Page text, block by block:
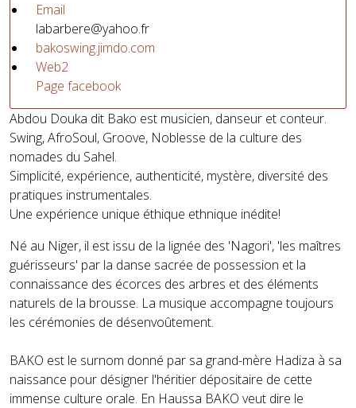
Email
labarbere@yahoo.fr
bakoswing.jimdo.com
Web2
Page facebook
Abdou Douka dit Bako est musicien, danseur et conteur.
Swing, AfroSoul, Groove, Noblesse de la culture des
nomades du Sahel.
Simplicité, expérience, authenticité, mystère, diversité des
pratiques instrumentales.
Une expérience unique éthique ethnique inédite!
Né au Niger, il est issu de la lignée des 'Nagori', 'les maîtres
guérisseurs' par la danse sacrée de possession et la
connaissance des écorces des arbres et des éléments
naturels de la brousse. La musique accompagne toujours
les cérémonies de désenvoûtement.
BAKO est le surnom donné par sa grand-mère Hadiza à sa
naissance pour désigner l'héritier dépositaire de cette
immense culture orale. En Haussa BAKO veut dire le